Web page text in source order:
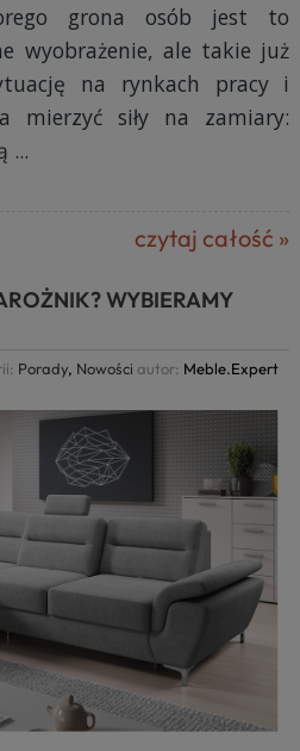
grona osób jest to
wyobrażenie, ale takie już
na rynkach pracy i
mierzyć siły na zamiary:
...
czytaj całość »
WYBIERAMY
Porady, Nowości autor: Meble.Expert